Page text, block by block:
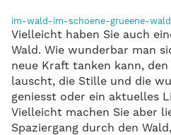
im-wald-im-schoene-grueene-wald
Vielleicht haben Sie auch
Wald. Wie wunderbar man
neue Kraft tanken kann, den
lauscht, die Stille und die
geniesst oder ein aktuelles
Vielleicht machen Sie aber
Spaziergang durch den